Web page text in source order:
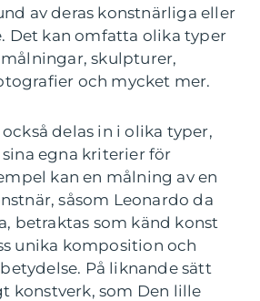
av deras konstnärliga eller
Det kan omfatta olika typer
skulpturer,
och mycket mer.
delas in i olika typer,
egna kriterier för
kan en målning av en
såsom Leonardo da
betraktas som känd konst
unika komposition och
På liknande sätt
konstverk, som Den lille